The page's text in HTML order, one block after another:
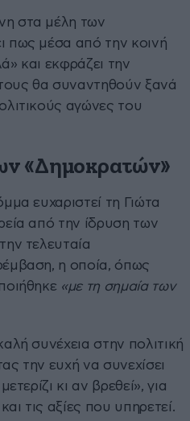
στα μέλη των
πως μέσα από την κοινή
και εκφράζει την
θα συναντηθούν ξανά
αγώνες του
«Δημοκρατών»
ευχαριστεί τη Γιώτα
από την ίδρυση των
τελευταία
η οποία, όπως
«με τη σημαία των
συνέχεια στην πολιτική
την ευχή να συνεχίσει
κι αν βρεθεί», για
τις αξίες που υπηρετεί.